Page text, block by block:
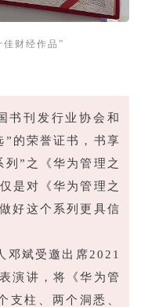
财经作品”
书刊发行业协会和
”的荣誉证书，书享
”之《华为管理之
是对《华为管理之
好这个系列更具信
邓斌受邀出席2021
演讲，将《华为管
支柱、两个洞悉、